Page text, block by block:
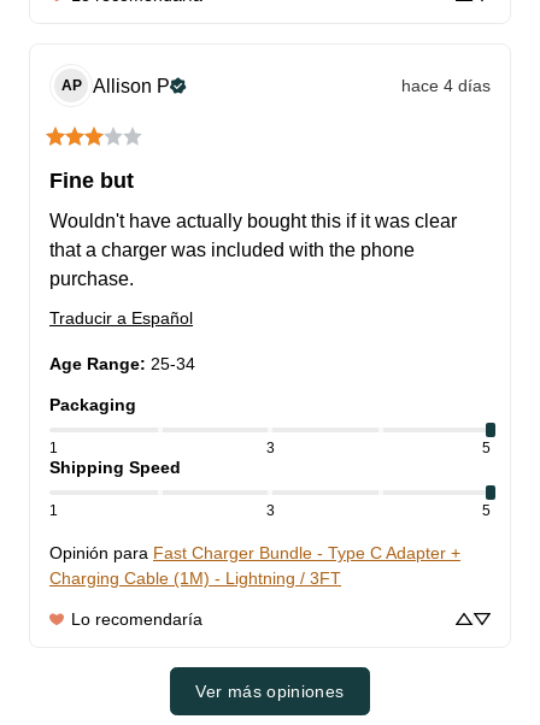
AP Allison P hace 4 días
Fine but
Wouldn't have actually bought this if it was clear
that a charger was included with the phone
purchase.
Traducir a Español
Age Range: 25-34
Packaging
1 3 5
Shipping Speed
1 3 5
Opinión para Fast Charger Bundle - Type C Adapter +
Charging Cable (1M) - Lightning / 3FT
Lo recomendaría
Ver más opiniones